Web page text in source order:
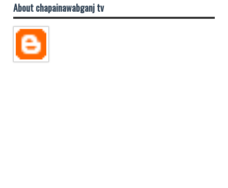
About chapainawabganj tv